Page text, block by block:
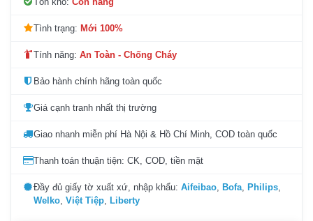
Tình trạng: Mới 100%
Tính năng: An Toàn - Chống Cháy
Bảo hành chính hãng toàn quốc
Giá cạnh tranh nhất thị trường
Giao nhanh miễn phí Hà Nội & Hồ Chí Minh, COD toàn quốc
Thanh toán thuận tiện: CK, COD, tiền mặt
Đầy đủ giấy tờ xuất xứ, nhập khẩu: Aifeibao Bofa Philips
Welko Việt Tiệp Liberty